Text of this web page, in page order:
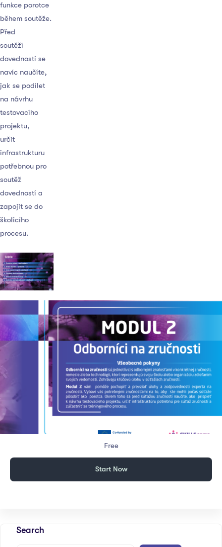
funkce porotce
během soutěže.
Před
soutěží
dovedností se
navíc naučíte,
jak se podílet
na návrhu
testovacího
projektu,
určit
infrastrukturu
potřebnou pro
soutěž
dovedností a
zapojit se do
školicího
procesu.
Free
Start Now
Search